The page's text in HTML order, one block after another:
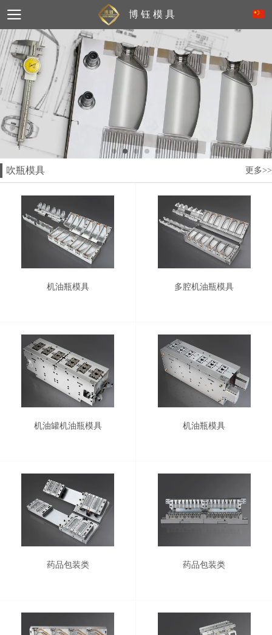
博 钰 模 具
吹瓶模具 更多>>
机油瓶模具 多腔机油瓶模具
机油罐机油瓶模具 机油瓶模具
药品包装类 药品包装类